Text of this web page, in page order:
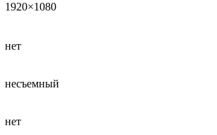
1920×1080
нет
несъемный
нет